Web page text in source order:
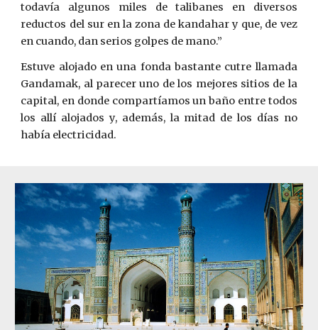
todavía algunos miles de talibanes en diversos
reductos del sur en la zona de kandahar y que, de vez
en cuando, dan serios golpes de mano.”
Estuve alojado en una fonda bastante cutre llamada
Gandamak, al parecer uno de los mejores sitios de la
capital, en donde compartíamos un baño entre todos
los allí alojados y, además, la mitad de los días no
había electricidad.